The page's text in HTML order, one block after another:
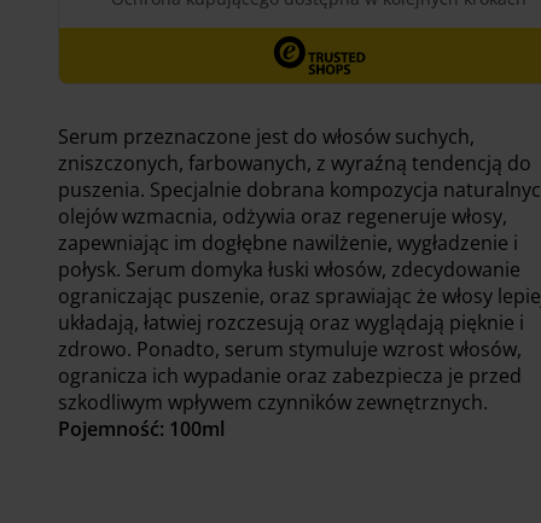
Serum przeznaczone jest do włosów suchych,
zniszczonych, farbowanych, z wyraźną tendencją do
puszenia. Specjalnie dobrana kompozycja
olejów wzmacnia, odżywia oraz regeneruje włosy,
zapewniając im dogłębne nawilżenie, wygładzenie i
połysk. Serum domyka łuski włosów, zdecydowanie
ograniczając puszenie, oraz sprawiając że włosy
układają, łatwiej rozczesują oraz wyglądają pięknie i
zdrowo. Ponadto, serum stymuluje wzrost włosów,
ogranicza ich wypadanie oraz zabezpiecza je przed
szkodliwym wpływem czynników zewnętrznych.
Pojemność: 100ml